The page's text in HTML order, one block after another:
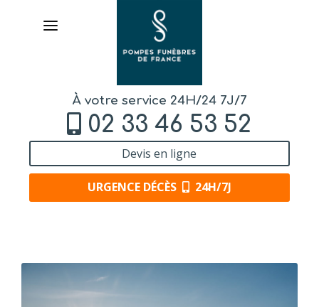
À votre service 24H/24 7J/7
02 33 46 53 52
Devis en ligne
URGENCE DÉCÈS 24H/7J
ORGANISER DES OBSÈQUES